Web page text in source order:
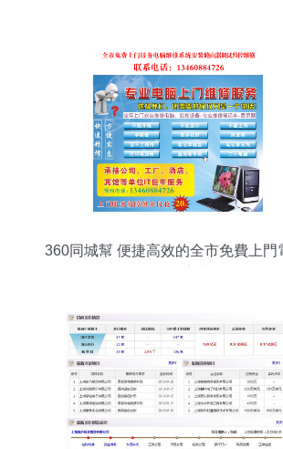
360同城幫 便捷高效的全市免費上門